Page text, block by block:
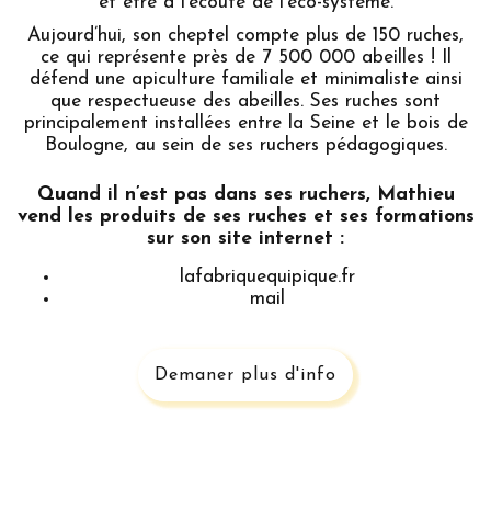
Aujourd’hui, son cheptel compte plus de 150 ruches,
ce qui représente près de 7 500 000 abeilles ! Il
défend une apiculture familiale et minimaliste ainsi
que respectueuse des abeilles. Ses ruches sont
principalement installées entre la Seine et le bois de
Boulogne, au sein de ses ruchers pédagogiques.
Quand il n’est pas dans ses ruchers, Mathieu
vend les produits de ses ruches et ses formations
sur son site internet :
lafabriquequipique.fr
mail
Demaner plus d'info